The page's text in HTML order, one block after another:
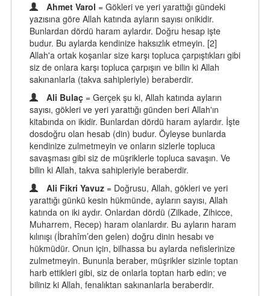
Ahmet Varol = Gökleri ve yeri yarattığı gündeki
yazısına göre Allah katında ayların sayısı onikidir.
Bunlardan dördü haram aylardır. Doğru hesap işte
budur. Bu aylarda kendinize haksızlık etmeyin. [2]
Allah'a ortak koşanlar size karşı topluca çarpıştıkları gibi
siz de onlara karşı topluca çarpışın ve bilin ki Allah
sakınanlarla (takva sahipleriyle) beraberdir.
Ali Bulaç = Gerçek şu ki, Allah katında ayların
sayısı, gökleri ve yeri yarattığı günden beri Allah'ın
kitabında on ikidir. Bunlardan dördü haram aylardır. İşte
dosdoğru olan hesab (din) budur. Öyleyse bunlarda
kendinize zulmetmeyin ve onların sizlerle topluca
savaşması gibi siz de müşriklerle topluca savaşın. Ve
bilin ki Allah, takva sahipleriyle beraberdir.
Ali Fikri Yavuz = Doğrusu, Allah, gökleri ve yeri
yarattığı günkü kesin hükmünde, ayların sayısı, Allah
katında on iki aydır. Onlardan dördü (Zilkade, Zihicce,
Muharrem, Recep) haram olanlardır. Bu ayların haram
kılınışı (İbrahîm’den gelen) doğru dinin hesabı ve
hükmüdür. Onun için, bilhassa bu aylarda nefislerinize
zulmetmeyin. Bununla beraber, müşrikler sizinle toptan
harb ettikleri gibi, siz de onlarla toptan harb edin; ve
biliniz ki Allah, fenalıktan sakınanlarla beraberdir.